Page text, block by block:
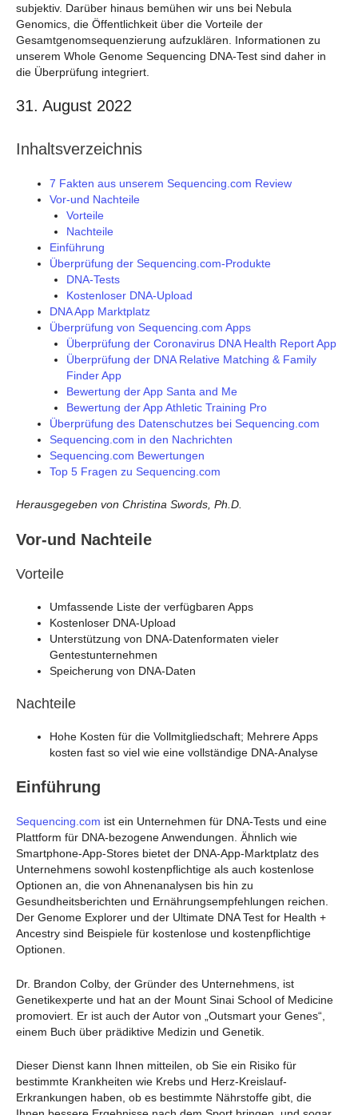
subjektiv. Darüber hinaus bemühen wir uns bei Nebula
Genomics, die Öffentlichkeit über die Vorteile der
Gesamtgenomsequenzierung aufzuklären. Informationen zu
unserem Whole Genome Sequencing DNA-Test sind daher in
die Überprüfung integriert.
31. August 2022
Inhaltsverzeichnis
7 Fakten aus unserem Sequencing.com Review
Vor-und Nachteile
Vorteile
Nachteile
Einführung
Überprüfung der Sequencing.com-Produkte
DNA-Tests
Kostenloser DNA-Upload
DNA App Marktplatz
Überprüfung von Sequencing.com Apps
Überprüfung der Coronavirus DNA Health Report App
Überprüfung der DNA Relative Matching & Family
Finder App
Bewertung der App Santa and Me
Bewertung der App Athletic Training Pro
Überprüfung des Datenschutzes bei Sequencing.com
Sequencing.com in den Nachrichten
Sequencing.com Bewertungen
Top 5 Fragen zu Sequencing.com
Herausgegeben von Christina Swords, Ph.D.
Vor-und Nachteile
Vorteile
Umfassende Liste der verfügbaren Apps
Kostenloser DNA-Upload
Unterstützung von DNA-Datenformaten vieler
Gentestunternehmen
Speicherung von DNA-Daten
Nachteile
Hohe Kosten für die Vollmitgliedschaft; Mehrere Apps
kosten fast so viel wie eine vollständige DNA-Analyse
Einführung
Sequencing.com ist ein Unternehmen für DNA-Tests und eine
Plattform für DNA-bezogene Anwendungen. Ähnlich wie
Smartphone-App-Stores bietet der DNA-App-Marktplatz des
Unternehmens sowohl kostenpflichtige als auch kostenlose
Optionen an, die von Ahnenanalysen bis hin zu
Gesundheitsberichten und Ernährungsempfehlungen reichen.
Der Genome Explorer und der Ultimate DNA Test for Health +
Ancestry sind Beispiele für kostenlose und kostenpflichtige
Optionen.
Dr. Brandon Colby, der Gründer des Unternehmens, ist
Genetikexperte und hat an der Mount Sinai School of Medicine
promoviert. Er ist auch der Autor von „Outsmart your Genes“,
einem Buch über prädiktive Medizin und Genetik.
Dieser Dienst kann Ihnen mitteilen, ob Sie ein Risiko für
bestimmte Krankheiten wie Krebs und Herz-Kreislauf-
Erkrankungen haben, ob es bestimmte Nährstoffe gibt, die